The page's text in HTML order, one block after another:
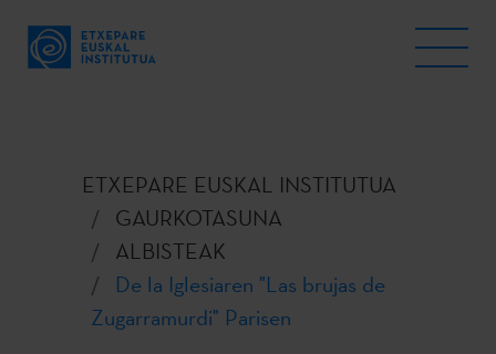
ETXEPARE EUSKAL INSTITUTUA
GAURKOTASUNA
ALBISTEAK
De la Iglesiaren "Las brujas de
Zugarramurdi" Parisen